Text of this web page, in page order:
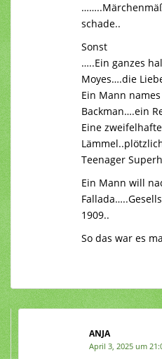
schade..
Sonst
…..Ein ganzes
Moyes….die
Ein Mann
Backman….ein
Eine
Teenager
Ein Mann will
1909..
So das war es
ANJA
April 3, 2025 um